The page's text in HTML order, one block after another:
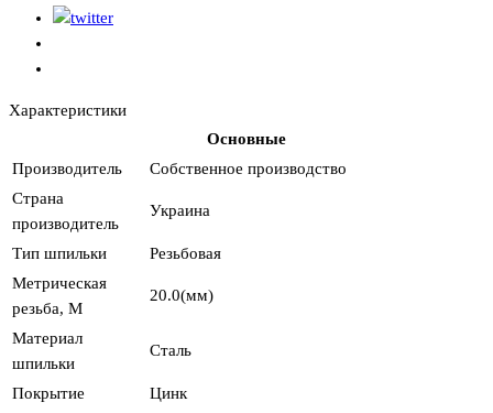
Характеристики
Основные
Производитель
Собственное производство
Страна
производитель
Украина
Тип шпильки
Резьбовая
Метрическая
резьба, М
20.0(мм)
Материал
шпильки
Сталь
Покрытие
Цинк